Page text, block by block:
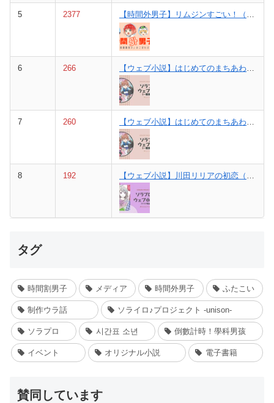
5 2377
6 266
7 260
8 192
タグ
時間割男子 メディア 時間外男子 ふたこい
制作ウラ話 ソライロ♪プロジェクト -unison-
ソラプロ 시간표 소년 倒數計時！學科男孩
イベント オリジナル小説 電子書籍
賛同しています